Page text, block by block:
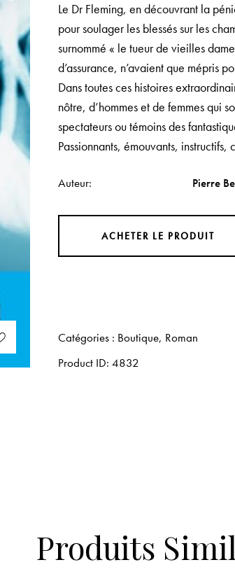
Le Dr Fleming, en découvrant la
pour soulager les blessés sur les
surnommé « le tueur de vieilles
d’assurance, n’avaient que mépris
Dans toutes ces histoires
nôtre, d’hommes et de femmes qui
spectateurs ou témoins des
Passionnants, émouvants,
Auteur Pierre
ACHETER LE PRODUIT
Catégories : Boutique, Roman
Product ID:4832
Produits